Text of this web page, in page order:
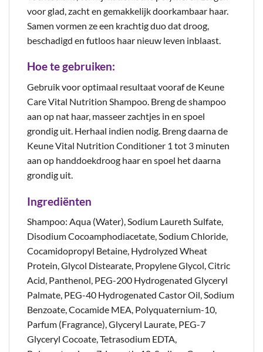
voor glad, zacht en gemakkelijk doorkambaar haar.
Samen vormen ze een krachtig duo dat droog,
beschadigd en futloos haar nieuw leven inblaast.
Hoe te gebruiken:
Gebruik voor optimaal resultaat vooraf de Keune
Care Vital Nutrition Shampoo. Breng de shampoo
aan op nat haar, masseer zachtjes in en spoel
grondig uit. Herhaal indien nodig. Breng daarna de
Keune Vital Nutrition Conditioner 1 tot 3 minuten
aan op handdoekdroog haar en spoel het daarna
grondig uit.
Ingrediënten
Shampoo: Aqua (Water), Sodium Laureth Sulfate,
Disodium Cocoamphodiacetate, Sodium Chloride,
Cocamidopropyl Betaine, Hydrolyzed Wheat
Protein, Glycol Distearate, Propylene Glycol, Citric
Acid, Panthenol, PEG-200 Hydrogenated Glyceryl
Palmate, PEG-40 Hydrogenated Castor Oil, Sodium
Benzoate, Cocamide MEA, Polyquaternium-10,
Parfum (Fragrance), Glyceryl Laurate, PEG-7
Glyceryl Cocoate, Tetrasodium EDTA,